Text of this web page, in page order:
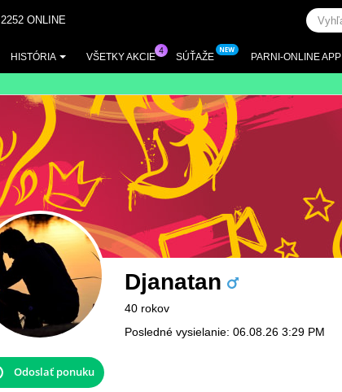
2252 ONLINE
HISTÓRIA VŠETKY AKCIE SÚŤAŽE PARNI-ONLINE APP
Djanatan
40 rokov
Posledné vysielanie: 06.08.26 3:29 PM
Odoslať ponuku